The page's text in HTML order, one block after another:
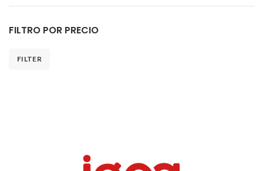
FILTRO POR PRECIO
FILTER